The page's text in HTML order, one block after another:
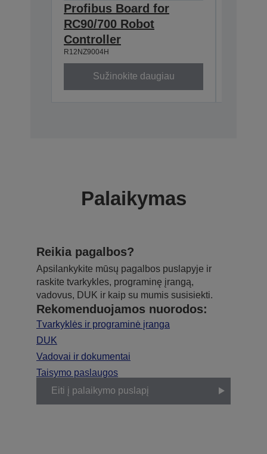
Profibus Board for
RC90/700 Robot
Controller
R12NZ9004H
Sužinokite daugiau
Palaikymas
Reikia pagalbos?
Apsilankykite mūsų pagalbos puslapyje ir
raskite tvarkykles, programinę įrangą,
vadovus, DUK ir kaip su mumis susisiekti.
Rekomenduojamos nuorodos:
Tvarkyklės ir programinė įranga
DUK
Vadovai ir dokumentai
Taisymo paslaugos
Eiti į palaikymo puslapį